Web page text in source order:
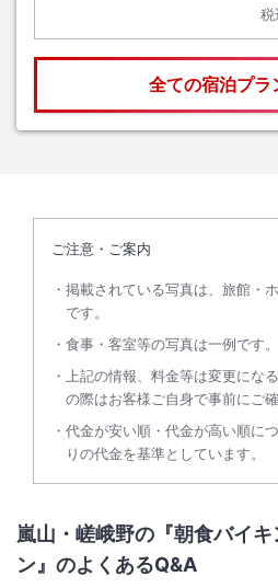
税
全ての宿泊プラ
ご注意・ご案内
掲載されている写真は、旅館・
です。
食事・客室等の写真は一例です。
上記の情報、料金等は変更にな
の際はお客様ご自身で事前にご確
代金が安い順・代金が高い順に
りの代金を基準としています。
嵐山・嵯峨野の『朝食バイ
ン』のよくあるQ&A